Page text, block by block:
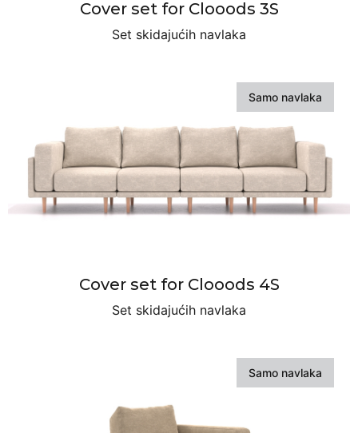
Cover set for Clooods 3S
Set skidajućih navlaka
Samo navlaka
Cover set for Clooods 4S
Set skidajućih navlaka
Samo navlaka